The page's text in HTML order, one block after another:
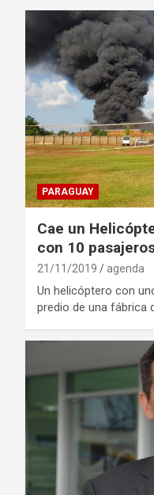
PARAGUAY
Cae un
con 10
21/11/2019 agenda
Un helicóptero con
predio de una fábrica